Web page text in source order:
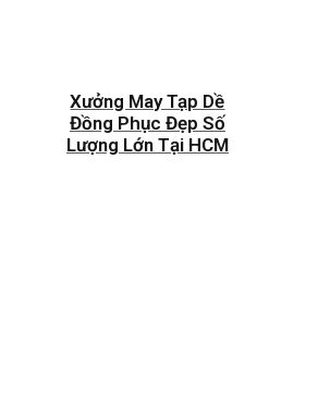
Xưởng May Tạp Dề
Đồng Phục Đẹp Số
Lượng Lớn Tại HCM